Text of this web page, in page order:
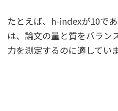
6.Google Scholar
6.1.自動インデ
たとえば、h-indexが10で
は、論文の量と質をバラン
力を測定するのに適していま